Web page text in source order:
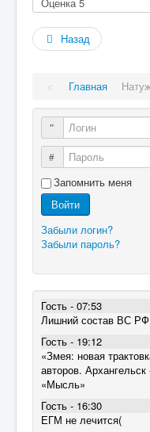
оцените
Назад
Главная
Логин
Пароль
Запомнить меня
Войти
Забыли логин?
Забыли пароль?
Гость - 07:53
Лишний состав ВС
Гость - 19:12
«Змея: новая
авторов.
«Мысль»
Гость - 16:30
ЕГМ не лечится(